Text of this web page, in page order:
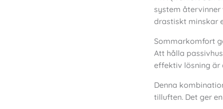
system
drastiskt minskar
Sommarkomfort
Att hålla
effektiv lösning är
Denna
tilluften. Det ger